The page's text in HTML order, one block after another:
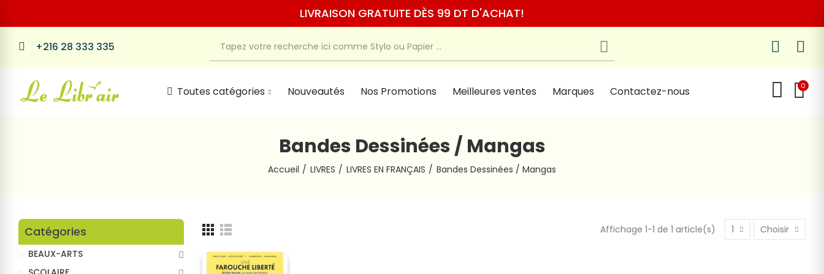
LIVRAISON GRATUITE DÈS 99 DT D'ACHAT!
+216 28 333 335
Toutes catégories Nouveautés Nos Promotions Meilleures ventes Marques Contactez-nous 0
Bandes Dessinées / Mangas
Accueil LIVRES LIVRES EN FRANÇAIS Bandes Dessinées / Mangas
Affichage 1-1 de 1 article(s) 1 Choisir
Catégories
BEAUX-ARTS